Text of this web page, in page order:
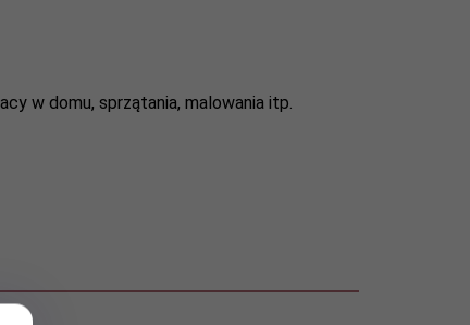
w domu, sprzątania, malowania itp.